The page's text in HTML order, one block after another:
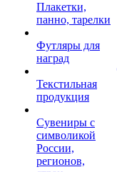
Плакетки,
панно, тарелки
Футляры для
наград
Текстильная
продукция
Сувениры с
символикой
России,
регионов,